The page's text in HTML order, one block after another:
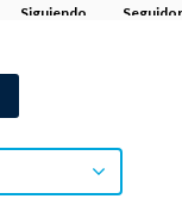
Siguiendo